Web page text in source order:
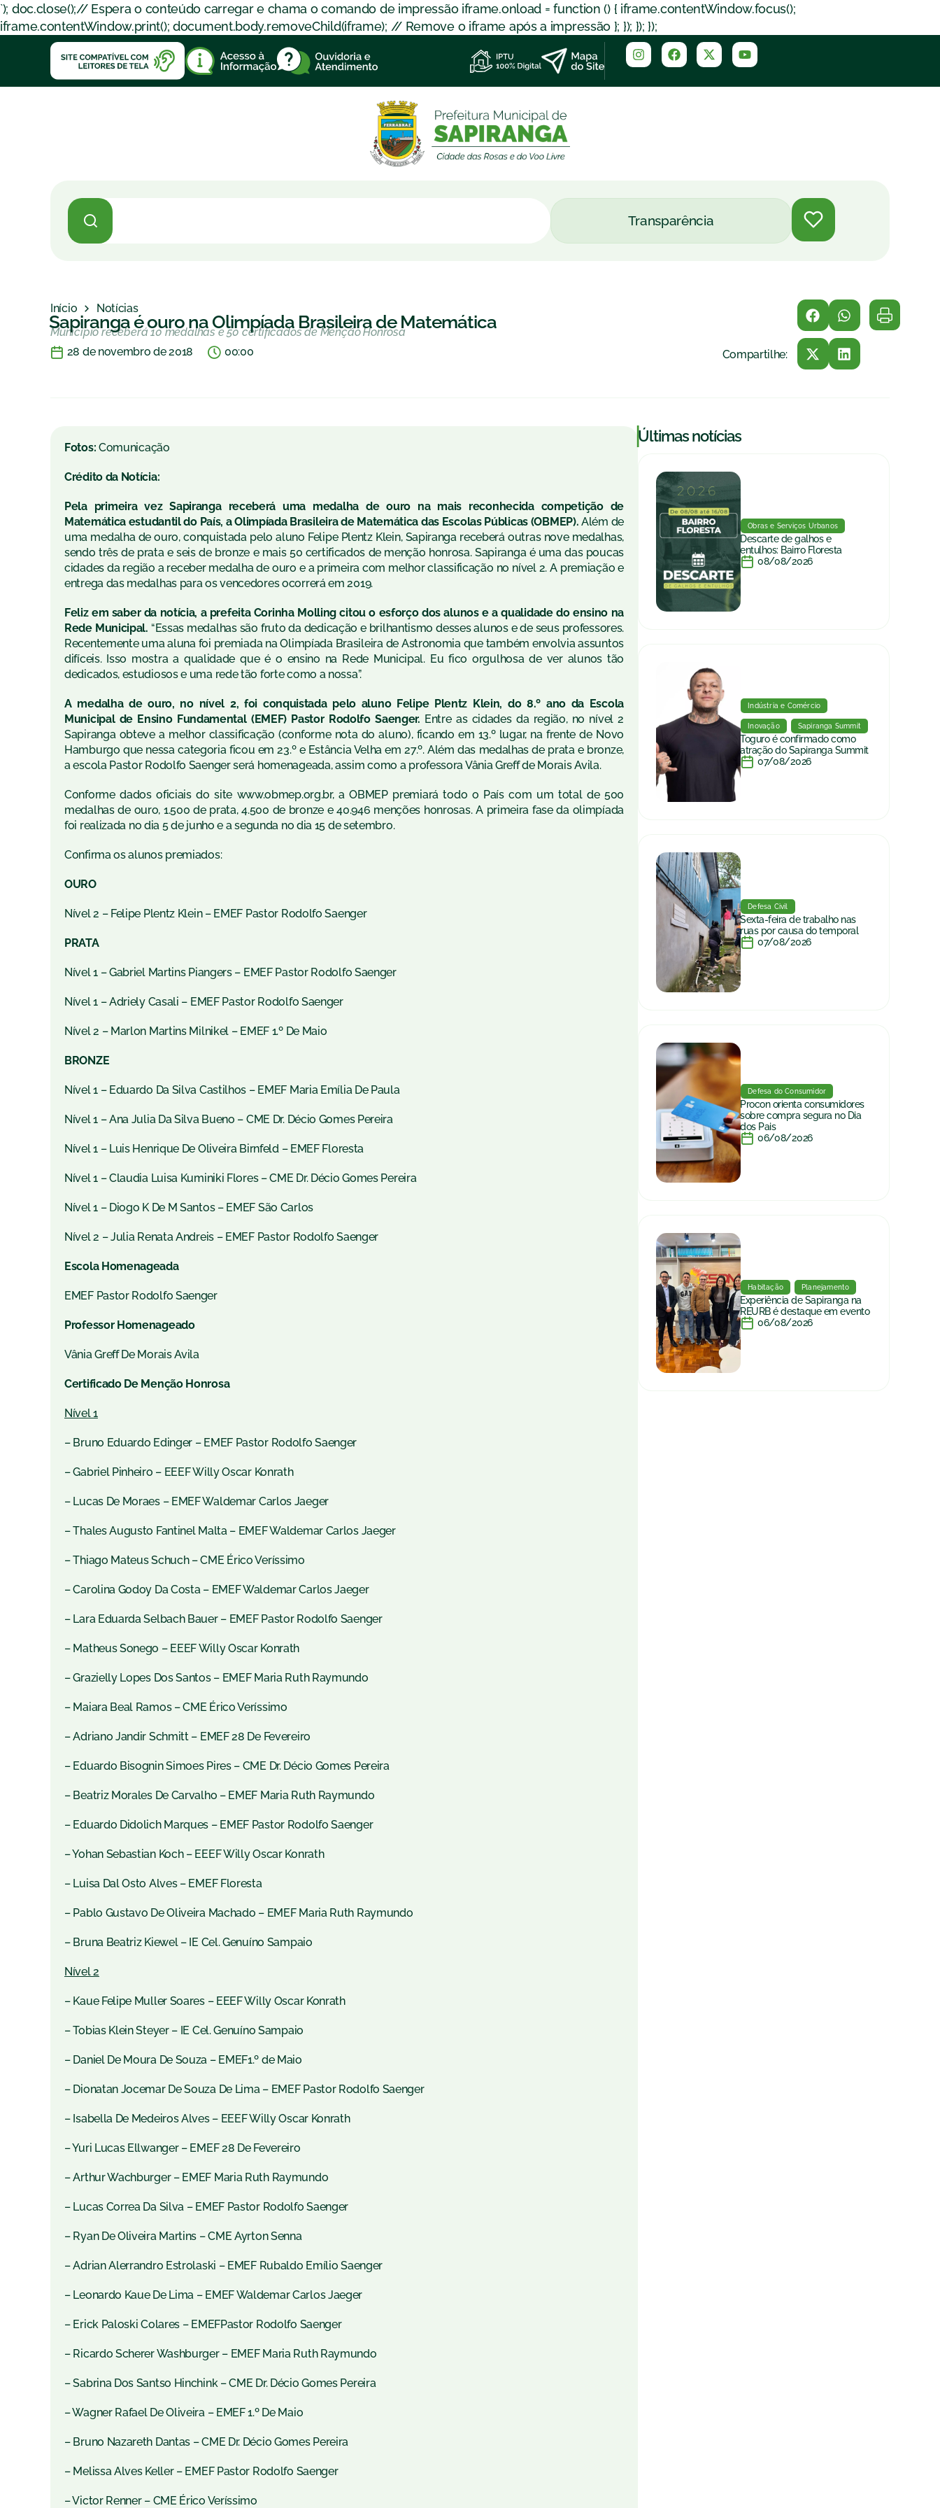
`); doc.close();// Espera o conteúdo carregar e chama o comando de impressão iframe.onload = function () { iframe.contentWindow.focus();
iframe.contentWindow.print(); document.body.removeChild(iframe); // Remove o iframe após a impressão }; }); }); });
Transparência
Início Notícias
Sapiranga é ouro na Olimpíada Brasileira de Matemática
Município receberá 10 medalhas e 50 certificados de Menção Honrosa
28 de novembro de 2018
00:00 Compartilhe:
Fotos: Comunicação
Crédito da Notícia:
Pela primeira vez Sapiranga receberá uma medalha de ouro na mais reconhecida competição de
Matemática estudantil do País, a Olimpíada Brasileira de Matemática das Escolas Públicas (OBMEP). Além de
uma medalha de ouro, conquistada pelo aluno Felipe Plentz Klein, Sapiranga receberá outras nove medalhas,
sendo três de prata e seis de bronze e mais 50 certificados de menção honrosa. Sapiranga é uma das poucas
cidades da região a receber medalha de ouro e a primeira com melhor classificação no nível 2. A premiação e
entrega das medalhas para os vencedores ocorrerá em 2019.
Feliz em saber da notícia, a prefeita Corinha Molling citou o esforço dos alunos e a qualidade do ensino na
Rede Municipal. “Essas medalhas são fruto da dedicação e brilhantismo desses alunos e de seus professores.
Recentemente uma aluna foi premiada na Olimpíada Brasileira de Astronomia que também envolvia assuntos
difíceis. Isso mostra a qualidade que é o ensino na Rede Municipal. Eu fico orgulhosa de ver alunos tão
dedicados, estudiosos e uma rede tão forte como a nossa”.
A medalha de ouro, no nível 2, foi conquistada pelo aluno Felipe Plentz Klein, do 8.º ano da Escola
Municipal de Ensino Fundamental (EMEF) Pastor Rodolfo Saenger. Entre as cidades da região, no nível 2
Sapiranga obteve a melhor classificação (conforme nota do aluno), ficando em 13.º lugar, na frente de Novo
Hamburgo que nessa categoria ficou em 23.º e Estância Velha em 27.º. Além das medalhas de prata e bronze,
a escola Pastor Rodolfo Saenger será homenageada, assim como a professora Vânia Greff de Morais Avila.
Conforme dados oficiais do site www.obmep.org.br, a OBMEP premiará todo o País com um total de 500
medalhas de ouro, 1.500 de prata, 4.500 de bronze e 40.946 menções honrosas. A primeira fase da olimpíada
foi realizada no dia 5 de junho e asegunda no dia 15 de setembro.
Confirma os alunos premiados:
OURO
Nível 2 – Felipe Plentz Klein – EMEF Pastor Rodolfo Saenger
PRATA
Nível 1 – Gabriel Martins Piangers – EMEF Pastor Rodolfo Saenger
Nível 1 – Adriely Casali – EMEF Pastor Rodolfo Saenger
Nível 2 – Marlon Martins Milnikel – EMEF 1.º De Maio
BRONZE
Nível 1 – Eduardo Da Silva Castilhos – EMEF Maria Emília De Paula
Nível 1 – Ana Julia Da Silva Bueno – CME Dr. Décio Gomes Pereira
Nível 1 – Luis Henrique De Oliveira Birnfeld – EMEF Floresta
Nível 1 – Claudia Luisa Kuminiki Flores – CME Dr. Décio Gomes Pereira
Nível 1 – Diogo K De M Santos – EMEF São Carlos
Nível 2 – Julia Renata Andreis – EMEF Pastor Rodolfo Saenger
Escola Homenageada
EMEF Pastor Rodolfo Saenger
Professor Homenageado
Vânia Greff De Morais Avila
Certificado De Menção Honrosa
Nível 1
– Bruno Eduardo Edinger – EMEF Pastor Rodolfo Saenger
– Gabriel Pinheiro – EEEF Willy Oscar Konrath
– Lucas De Moraes – EMEF Waldemar Carlos Jaeger
– Thales Augusto Fantinel Malta – EMEF Waldemar Carlos Jaeger
– Thiago Mateus Schuch – CME Érico Veríssimo
– Carolina Godoy Da Costa – EMEF Waldemar Carlos Jaeger
– Lara Eduarda Selbach Bauer – EMEF Pastor Rodolfo Saenger
– Matheus Sonego – EEEF Willy Oscar Konrath
– Grazielly Lopes Dos Santos – EMEF Maria Ruth Raymundo
– Maiara Beal Ramos – CME Érico Veríssimo
– Adriano Jandir Schmitt – EMEF 28 De Fevereiro
– Eduardo Bisognin Simoes Pires – CME Dr. Décio Gomes Pereira
– Beatriz Morales De Carvalho – EMEF Maria Ruth Raymundo
– Eduardo Didolich Marques – EMEF Pastor Rodolfo Saenger
– Yohan Sebastian Koch – EEEF Willy Oscar Konrath
– Luisa Dal Osto Alves – EMEF Floresta
– Pablo Gustavo De Oliveira Machado – EMEF Maria Ruth Raymundo
– Bruna Beatriz Kiewel – IE Cel. Genuíno Sampaio
Nível 2
– Kaue Felipe Muller Soares – EEEF Willy Oscar Konrath
– Tobias Klein Steyer – IE Cel. Genuíno Sampaio
– Daniel De Moura De Souza – EMEF1.º de Maio
– Dionatan Jocemar De Souza De Lima – EMEF Pastor Rodolfo Saenger
– Isabella De Medeiros Alves – EEEF Willy Oscar Konrath
– Yuri Lucas Ellwanger – EMEF 28 De Fevereiro
– Arthur Wachburger – EMEF Maria Ruth Raymundo
– Lucas Correa Da Silva – EMEF Pastor Rodolfo Saenger
– Ryan De Oliveira Martins – CME Ayrton Senna
– Adrian Alerrandro Estrolaski – EMEF Rubaldo Emílio Saenger
– Leonardo Kaue De Lima – EMEF Waldemar Carlos Jaeger
– Erick Paloski Colares – EMEFPastor Rodolfo Saenger
– Ricardo Scherer Washburger – EMEF Maria Ruth Raymundo
– Sabrina Dos Santso Hinchink – CME Dr. Décio Gomes Pereira
– Wagner Rafael De Oliveira – EMEF 1.º De Maio
– Bruno Nazareth Dantas – CME Dr. Décio Gomes Pereira
– Melissa Alves Keller – EMEF Pastor Rodolfo Saenger
– Victor Renner – CME Érico Veríssimo
|Últimas notícias
Obras e Serviços Urbanos
Descarte de galhos e
entulhos: Bairro Floresta
08/08/2026
Indústria e Comércio
Inovação Sapiranga Summit
Toguro é confirmado como
atração do Sapiranga Summit
07/08/2026
Defesa Civil
Sexta-feira de trabalho nas
ruas por causa do temporal
07/08/2026
Defesa do Consumidor
Procon orienta consumidores
sobre compra segura no Dia
dos Pais
06/08/2026
Habitação Planejamento
Experiência de Sapiranga na
REURB é destaque em evento
06/08/2026